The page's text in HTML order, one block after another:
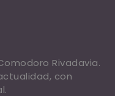
Rivadavia.
con